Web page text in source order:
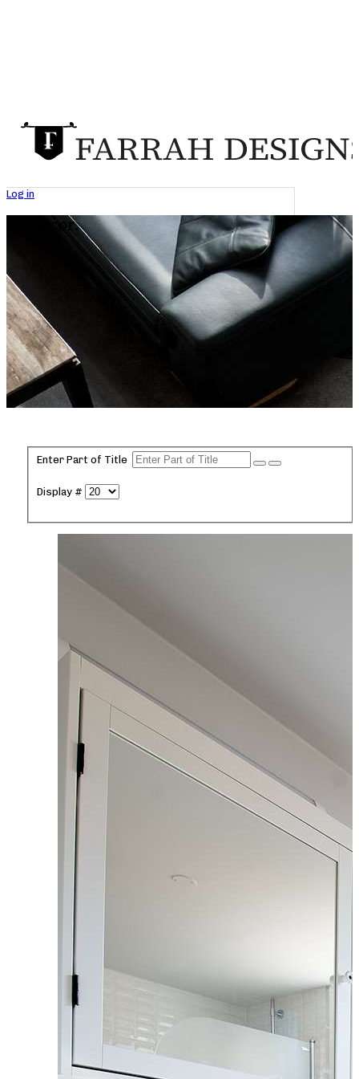
Log in
GK Decor.
Enter Part of Title
Display #